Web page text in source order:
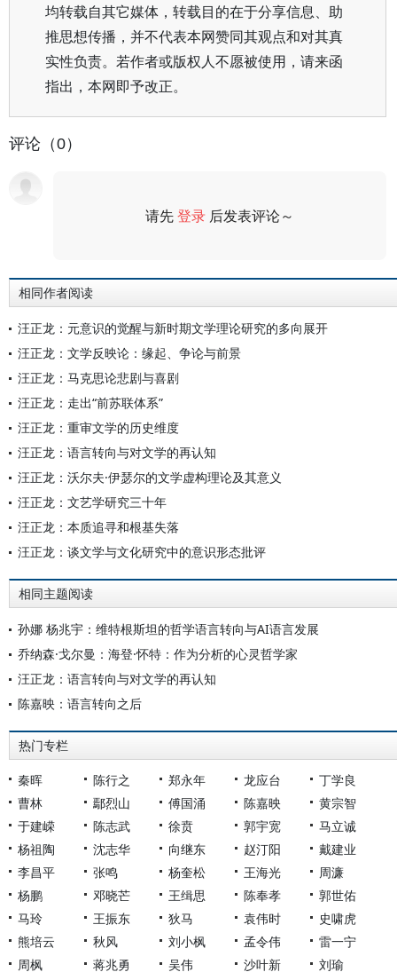
均转载自其它媒体，转载目的在于分享信息、助
推思想传播，并不代表本网赞同其观点和对其真
实性负责。若作者或版权人不愿被使用，请来函
指出，本网即予改正。
评论（0）
请先登录 后发表评论～
相同作者阅读
汪正龙：元意识的觉醒与新时期文学理论研究的多向展开
汪正龙：文学反映论：缘起、争论与前景
汪正龙：马克思论悲剧与喜剧
汪正龙：走出“前苏联体系”
汪正龙：重审文学的历史维度
汪正龙：语言转向与对文学的再认知
汪正龙：沃尔夫·伊瑟尔的文学虚构理论及其意义
汪正龙：文艺学研究三十年
汪正龙：本质追寻和根基失落
汪正龙：谈文学与文化研究中的意识形态批评
相同主题阅读
孙娜 杨兆宇：维特根斯坦的哲学语言转向与AI语言发展
乔纳森·戈尔曼：海登·怀特：作为分析的心灵哲学家
汪正龙：语言转向与对文学的再认知
陈嘉映：语言转向之后
热门专栏
秦晖 陈行之 郑永年 龙应台
丁学良
曹林
鄢烈山 傅国涌 陈嘉映
黄宗智
于建嵘
陈志武 徐贲 郭宇宽
马立诚
杨祖陶
沈志华 向继东 赵汀阳
戴建业
李昌平
张鸣 杨奎松 王海光
周濂
杨鹏
邓晓芒 王缉思 陈奉孝
郭世佑
马玲
王振东 狄马 袁伟时
史啸虎
熊培云
秋风 刘小枫 孟令伟
雷一宁
周枫
蒋兆勇 吴伟 沙叶新
刘瑜